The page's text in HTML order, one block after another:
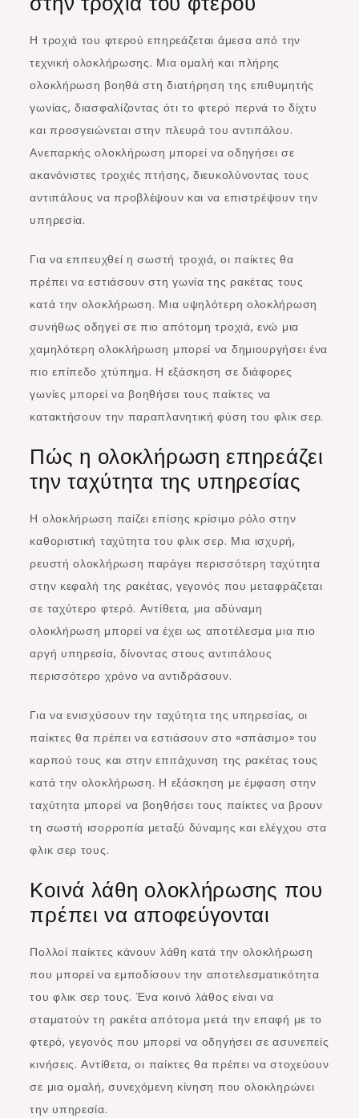
Η τροχιά του φτερού επηρεάζεται άμεσα από την
τεχνική ολοκλήρωσης. Μια ομαλή και πλήρης
ολοκλήρωση βοηθά στη διατήρηση της επιθυμητής
γωνίας, διασφαλίζοντας ότι το φτερό περνά το δίχτυ
και προσγειώνεται στην πλευρά του αντιπάλου.
Ανεπαρκής ολοκλήρωση μπορεί να οδηγήσει σε
ακανόνιστες τροχιές πτήσης, διευκολύνοντας τους
αντιπάλους να προβλέψουν και να επιστρέψουν την
υπηρεσία.
Για να επιτευχθεί η σωστή τροχιά, οι παίκτες θα
πρέπει να εστιάσουν στη γωνία της ρακέτας τους
κατά την ολοκλήρωση. Μια υψηλότερη ολοκλήρωση
συνήθως οδηγεί σε πιο απότομη τροχιά, ενώ μια
χαμηλότερη ολοκλήρωση μπορεί να δημιουργήσει ένα
πιο επίπεδο χτύπημα. Η εξάσκηση σε διάφορες
γωνίες μπορεί να βοηθήσει τους παίκτες να
κατακτήσουν την παραπλανητική φύση του φλικ σερ.
Πώς η ολοκλήρωση επηρεάζει
την ταχύτητα της υπηρεσίας
Η ολοκλήρωση παίζει επίσης κρίσιμο ρόλο στην
καθοριστική ταχύτητα του φλικ σερ. Μια ισχυρή,
ρευστή ολοκλήρωση παράγει περισσότερη ταχύτητα
στην κεφαλή της ρακέτας, γεγονός που μεταφράζεται
σε ταχύτερο φτερό. Αντίθετα, μια αδύναμη
ολοκλήρωση μπορεί να έχει ως αποτέλεσμα μια πιο
αργή υπηρεσία, δίνοντας στους αντιπάλους
περισσότερο χρόνο να αντιδράσουν.
Για να ενισχύσουν την ταχύτητα της υπηρεσίας, οι
παίκτες θα πρέπει να εστιάσουν στο «σπάσιμο» του
καρπού τους και στην επιτάχυνση της ρακέτας τους
κατά την ολοκλήρωση. Η εξάσκηση με έμφαση στην
ταχύτητα μπορεί να βοηθήσει τους παίκτες να βρουν
τη σωστή ισορροπία μεταξύ δύναμης και ελέγχου στα
φλικ σερ τους.
Κοινά λάθη ολοκλήρωσης που
πρέπει να αποφεύγονται
Πολλοί παίκτες κάνουν λάθη κατά την ολοκλήρωση
που μπορεί να εμποδίσουν την αποτελεσματικότητα
του φλικ σερ τους. Ένα κοινό λάθος είναι να
σταματούν τη ρακέτα απότομα μετά την επαφή με το
φτερό, γεγονός που μπορεί να οδηγήσει σε ασυνεπείς
κινήσεις. Αντίθετα, οι παίκτες θα πρέπει να στοχεύουν
σε μια ομαλή, συνεχόμενη κίνηση που ολοκληρώνει
την υπηρεσία.